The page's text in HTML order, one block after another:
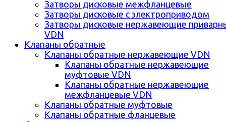
Затворы дисковые межфланцевые
Затворы дисковые с электроприводом
Затворы дисковые нержавеющие
VDN
Клапаны обратные
Клапаны обратные нержавеющие VDN
Клапаны обратные нержавеющие
муфтовые VDN
Клапаны обратные нержавеющие
межфланцевые VDN
Клапаны обратные муфтовые
Клапаны обратные фланцевые